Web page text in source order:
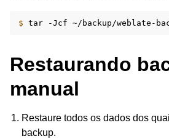
$ tar -Jcf ~/backup/weblate-
Restaurando
manual
Restaure todos os dados dos
backup.